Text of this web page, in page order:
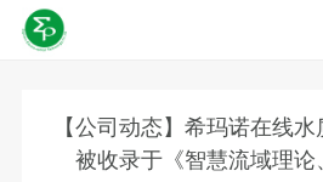
【公司动态】希玛诺在线
被收录于《智慧流域理论